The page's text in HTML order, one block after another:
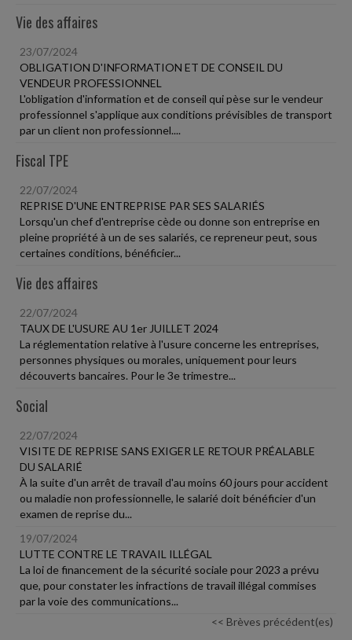
Vie des affaires
23/07/2024
OBLIGATION D'INFORMATION ET DE CONSEIL DU
VENDEUR PROFESSIONNEL
L'obligation d'information et de conseil qui pèse sur le vendeur
professionnel s'applique aux conditions prévisibles de transport
par un client non professionnel....
Fiscal TPE
22/07/2024
REPRISE D'UNE ENTREPRISE PAR SES SALARIÉS
Lorsqu'un chef d'entreprise cède ou donne son entreprise en
pleine propriété à un de ses salariés, ce repreneur peut, sous
certaines conditions, bénéficier...
Vie des affaires
22/07/2024
TAUX DE L'USURE AU 1er JUILLET 2024
La réglementation relative à l'usure concerne les entreprises,
personnes physiques ou morales, uniquement pour leurs
découverts bancaires. Pour le 3e trimestre...
Social
22/07/2024
VISITE DE REPRISE SANS EXIGER LE RETOUR PRÉALABLE
DU SALARIÉ
À la suite d'un arrêt de travail d'au moins 60 jours pour accident
ou maladie non professionnelle, le salarié doit bénéficier d'un
examen de reprise du...
19/07/2024
LUTTE CONTRE LE TRAVAIL ILLÉGAL
La loi de financement de la sécurité sociale pour 2023 a prévu
que, pour constater les infractions de travail illégal commises
par la voie des communications...
<< Brèves précédent(es)